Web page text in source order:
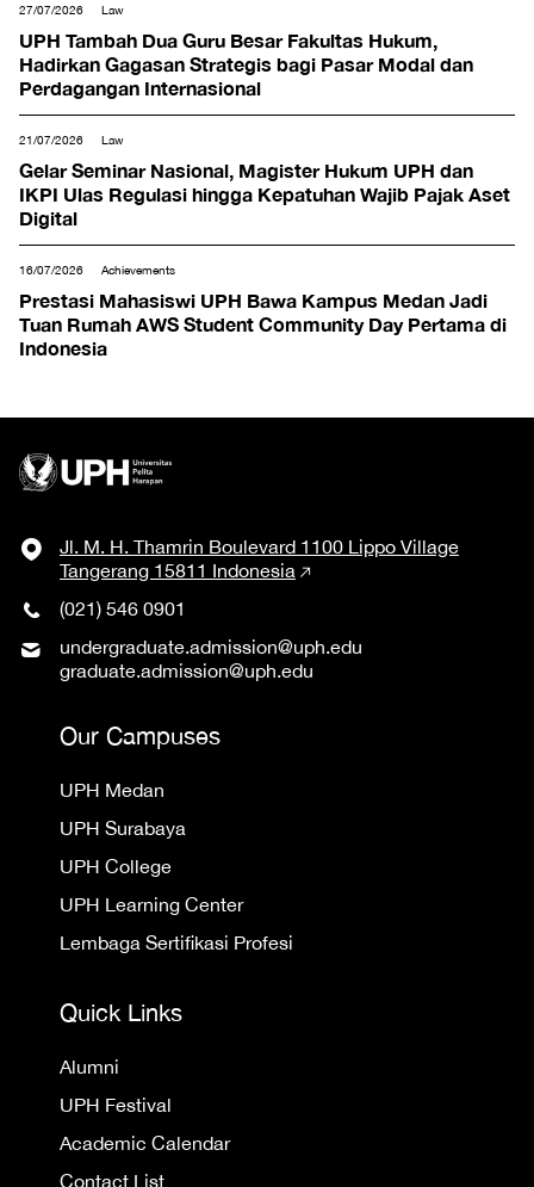
27/07/2026 Law
UPH Tambah Dua Guru Besar Fakultas Hukum,
Hadirkan Gagasan Strategis bagi Pasar Modal dan
Perdagangan Internasional
21/07/2026 Law
Gelar Seminar Nasional, Magister Hukum UPH dan
IKPI Ulas Regulasi hingga Kepatuhan Wajib Pajak Aset
Digital
16/07/2026 Achievements
Prestasi Mahasiswi UPH Bawa Kampus Medan Jadi
Tuan Rumah AWS Student Community Day Pertama di
Indonesia
Jl. M. H. Thamrin Boulevard 1100 Lippo Village
Tangerang 15811 Indonesia
(021) 546 0901
undergraduate.admission@uph.edu
graduate.admission@uph.edu
Our Campuses
UPH Medan
UPH Surabaya
UPH College
UPH Learning Center
Lembaga Sertifikasi Profesi
Quick Links
Alumni
UPH Festival
Academic Calendar
Contact List